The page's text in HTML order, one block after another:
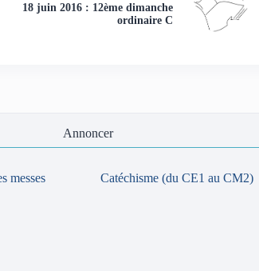
18 juin 2016 : 12ème dimanche
ordinaire C
messes
Annoncer
Catéchisme (du CE1 au CM2)